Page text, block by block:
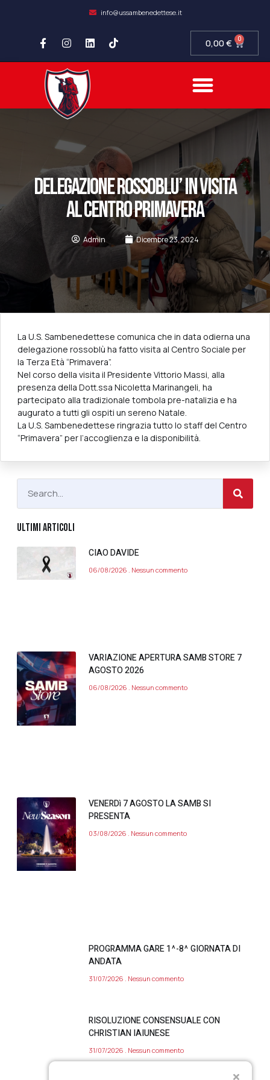
info@ussambenedettese.it
0,00€ 0
DELEGAZIONE ROSSOBLU’ IN VISITA
AL CENTRO PRIMAVERA
Admin Dicembre 23, 2024
La U.S. Sambenedettese comunica che in data odierna una
delegazione rossoblù ha fatto visita al Centro Sociale per
la Terza Età “Primavera”.
Nel corso della visita il Presidente Vittorio Massi, alla
presenza della Dott.ssa Nicoletta Marinangeli, ha
partecipato alla tradizionale tombola pre-natalizia e ha
augurato a tutti gli ospiti un sereno Natale.
La U.S. Sambenedettese ringrazia tutto lo staff del Centro
“Primavera” per l’accoglienza e la disponibilità.
ULTIMI ARTICOLI
CIAO DAVIDE
06/08/2026 Nessun commento
VARIAZIONE APERTURA SAMB STORE 7
AGOSTO 2026
06/08/2026 Nessun commento
VENERDì 7 AGOSTO LA SAMB SI
PRESENTA
03/08/2026 Nessun commento
PROGRAMMA GARE 1^-8^ GIORNATA DI
ANDATA
31/07/2026 Nessun commento
RISOLUZIONE CONSENSUALE CON
CHRISTIAN IAIUNESE
31/07/2026 Nessun commento